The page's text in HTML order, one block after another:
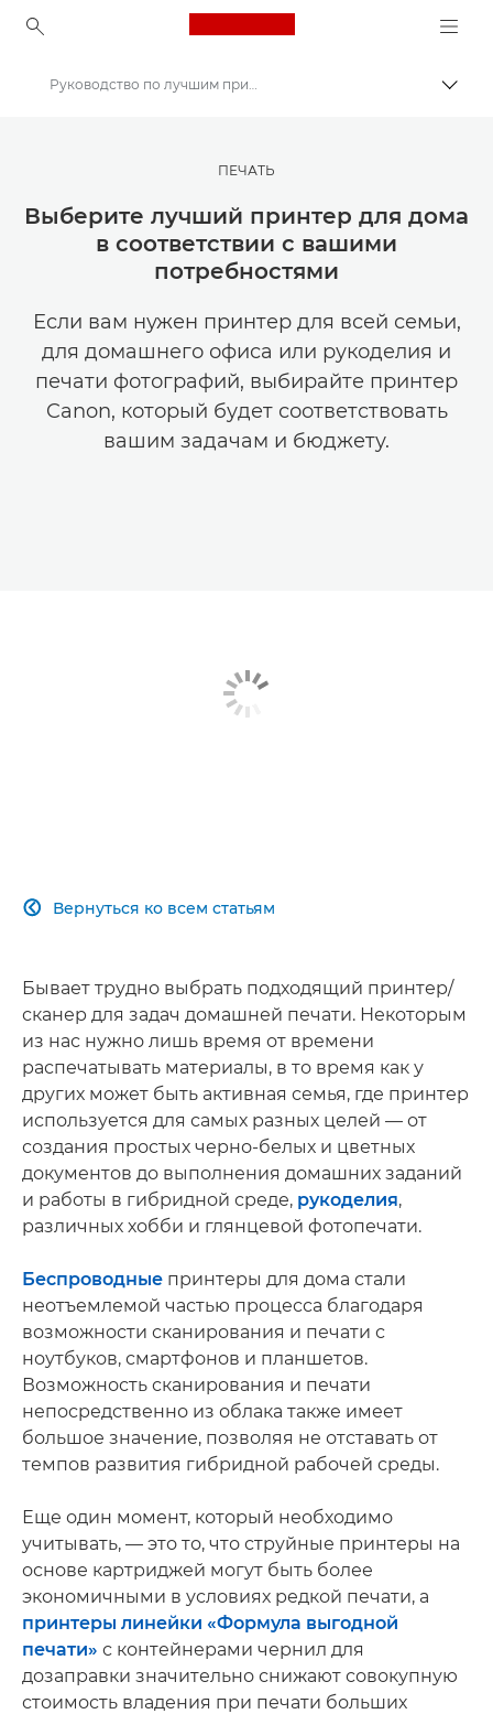
Canon Logo, back to
Мастерская творчества | Советы по фотографии и печати и руководства для покупателей
Советы и технические приемы по фотографии и печати
Руководство по лучшим принтерам
ПЕЧАТЬ
Выберите лучший принтер для дома
в соответствии с вашими
потребностями
Если вам нужен принтер для всей семьи,
для домашнего офиса или рукоделия и
печати фотографий, выбирайте принтер
Canon, который будет соответствовать
вашим задачам и бюджету.
Вернуться ко всем статьям

Бывает трудно выбрать подходящий принтер/
сканер для задач домашней печати. Некоторым
из нас нужно лишь время от времени
распечатывать материалы, в то время как у
других может быть активная семья, где принтер
используется для самых разных целей — от
создания простых черно-белых и цветных
документов до выполнения домашних заданий
и работы в гибридной среде, рукоделия,
различных хобби и глянцевой фотопечати.
Беспроводные принтеры для дома стали
неотъемлемой частью процесса благодаря
возможности сканирования и печати с
ноутбуков, смартфонов и планшетов.
Возможность сканирования и печати
непосредственно из облака также имеет
большое значение, позволяя не отставать от
темпов развития гибридной рабочей среды.
Еще один момент, который необходимо
учитывать, — это то, что струйные принтеры на
основе картриджей могут быть более
экономичными в условиях редкой печати, а
принтеры линейки «Формула выгодной
печати» с контейнерами чернил для
дозаправки значительно снижают совокупную
стоимость владения при печати больших